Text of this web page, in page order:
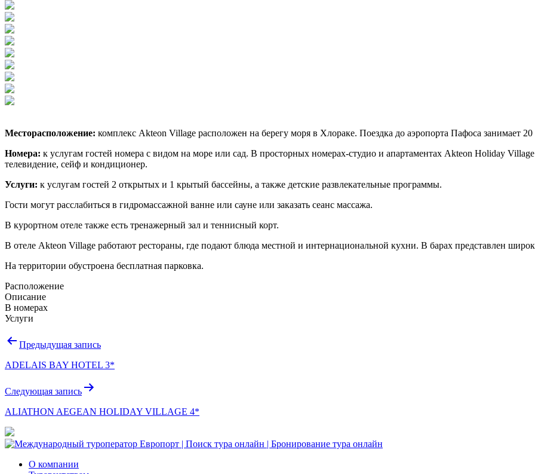
Месторасположение: комплекс Akteon Village расположен на берегу моря в Хлораке. Поездка до аэропорта Пафоса занимает
Номера: к услугам гостей номера с видом на море или сад. В просторных номерах-студио и апартаментах Akteon Holiday
телевидение, сейф и кондиционер.
Услуги: к услугам гостей 2 открытых и 1 крытый бассейны, а также детские развлекательные программы.
Гости могут расслабиться в гидромассажной ванне или сауне или заказать сеанс массажа.
В курортном отеле также есть тренажерный зал и теннисный корт.
В отеле Akteon Village работают рестораны, где подают блюда местной и интернациональной кухни. В барах представлен
На территории обустроена бесплатная парковка.
Расположение
Описание
В номерах
Услуги
Навигация
записям
Предыдущая запись
ADELAIS BAY HOTEL 3*
Следующая запись
ALIATHON AEGEAN HOLIDAY VILLAGE 4*
О компании